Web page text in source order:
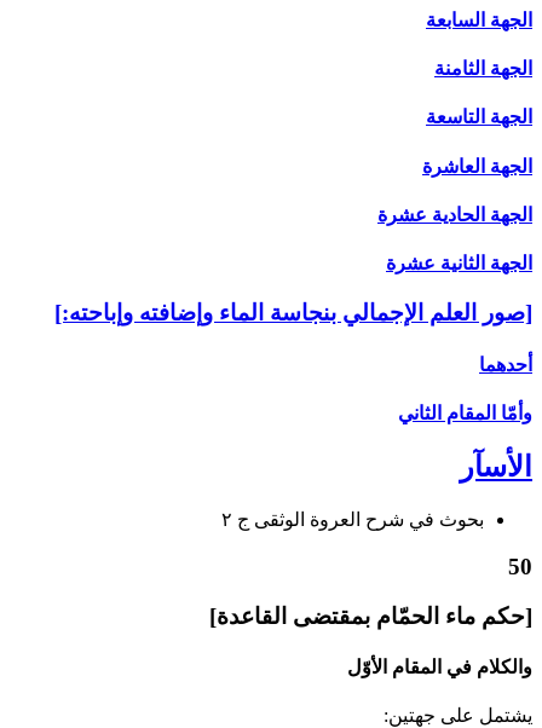
الجهة السابعة
الجهة الثامنة
الجهة التاسعة
الجهة العاشرة
الجهة الحادية عشرة
الجهة الثانية عشرة
[صور العلم الإجمالي بنجاسة الماء وإضافته وإباحته:]
أحدهما
وأمّا المقام الثاني‏
الأسآر
بحوث في شرح العروة الوثقى ج ۲
50
[حكم ماء الحمّام بمقتضى القاعدة]
والكلام في المقام الأوّل‏
يشتمل على جهتين: